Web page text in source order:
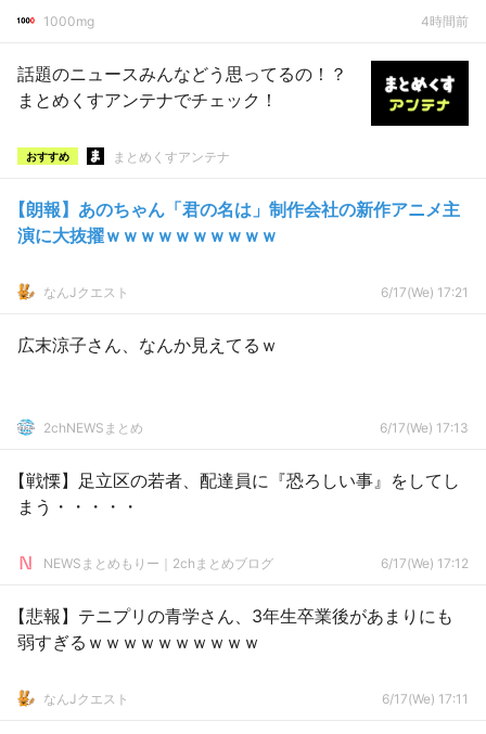
1000mg 4時間前
話題のニュースみんなどう思ってるの！？
まとめくすアンテナでチェック！
おすすめ まとめくすアンテナ
【朗報】あのちゃん「君の名は」制作会社の新作アニメ主
演に大抜擢ｗｗｗｗｗｗｗｗｗｗ
なんJクエスト 6/17(We) 17:21
広末涼子さん、なんか見えてるｗ
2chNEWSまとめ 6/17(We) 17:13
【戦慄】足立区の若者、配達員に『恐ろしい事』をしてし
まう・・・・・
NEWSまとめもりー｜2chまとめブログ 6/17(We) 17:12
【悲報】テニプリの青学さん、3年生卒業後があまりにも
弱すぎるｗｗｗｗｗｗｗｗｗｗ
なんJクエスト 6/17(We) 17:11